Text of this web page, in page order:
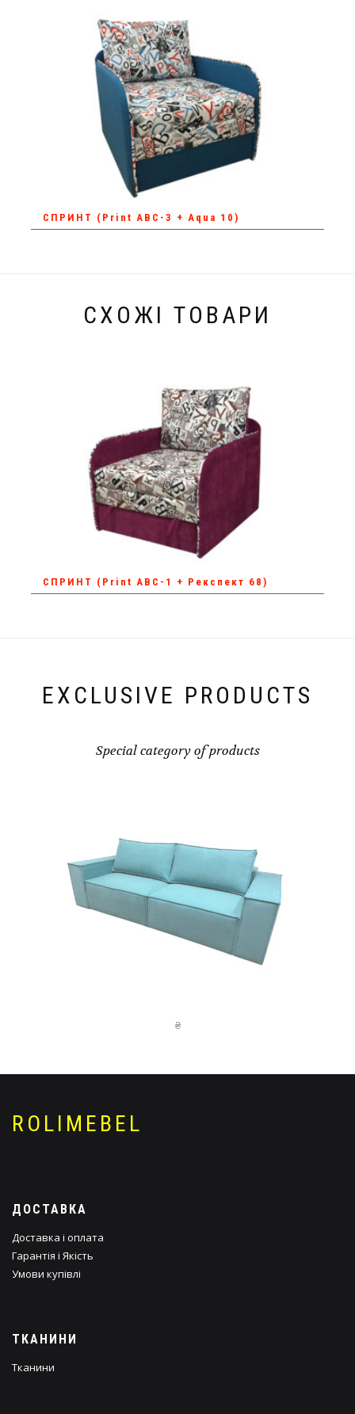
СПРИНТ (Print ABC-3 + Aqua 10)
СХОЖІ ТОВАРИ
СПРИНТ (Print АВС-1 + Рекспект 68)
EXCLUSIVE PRODUCTS
Special category of products
ROLIMEBEL
ДОСТАВКА
Доставка і оплата
Гарантія і Якість
Умови купівлі
ТКАНИНИ
Тканини